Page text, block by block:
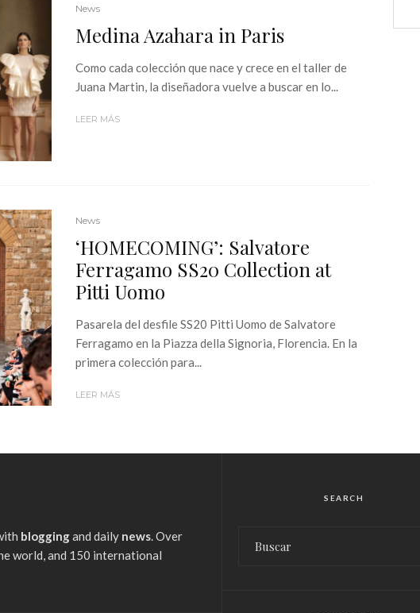
News
Medina Azahara in Paris
Como cada colección que nace y crece en el taller de
Juana Martin, la diseñadora vuelve a buscar en lo...
LEER MÁS
News
‘HOMECOMING’: Salvatore
Ferragamo SS20 Collection at
Pitti Uomo
Pasarela del desfile SS20 Pitti Uomo de Salvatore
Ferragamo en la Piazza della Signoria, Florencia. En la
primera colección para...
LEER MÁS
bloggingand daily news . Over
world, and 150 international
SEARCH